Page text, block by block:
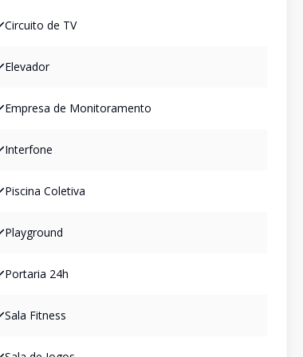
Circuito de TV
Elevador
Empresa de Monitoramento
Interfone
Piscina Coletiva
Playground
Portaria 24h
Sala Fitness